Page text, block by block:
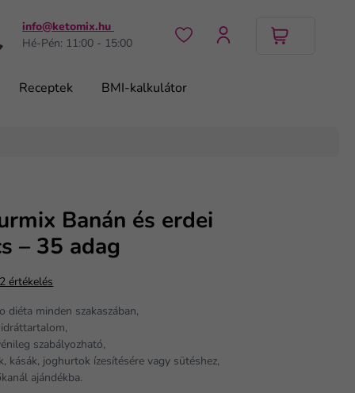
info@ketomix.hu
Hé-Pén: 11:00 - 15:00
Receptek BMI-kalkulátor
Banán és erdei
– 35 adag
2 értékelés
diéta minden szakaszában,
szabályozható,
kásák, joghurtok ízesítésére vagy sütéshez,
ajándékba.